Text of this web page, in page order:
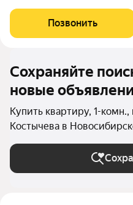
привычный комфорт жилого
камерной атмосферой
Позвонить
Сохраняйте
новые
Купить квартиру, 1-
Костычева в